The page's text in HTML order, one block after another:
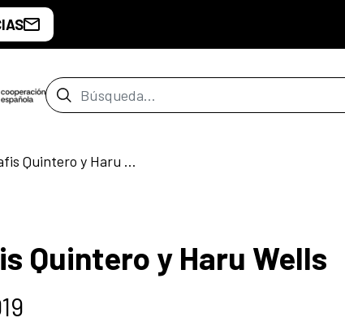
Barra de búsqueda
Conversatorio: Jhafis Quintero y Haru Wells
Quintero y Haru Wells